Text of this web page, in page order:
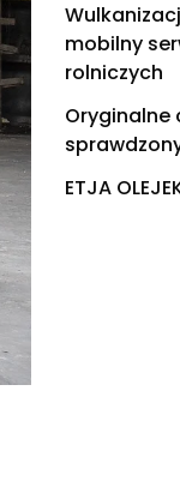
mobilny
rolniczych
Oryginalne
ETJA